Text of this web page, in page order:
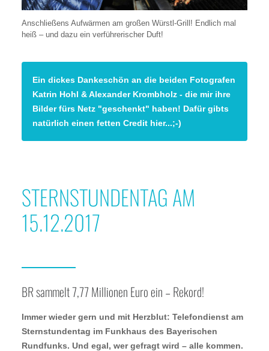
Anschließens Aufwärmen am großen Würstl-Grill! Endlich mal
heiß – und dazu ein verführerischer Duft!
Ein dickes Dankeschön an die beiden Fotografen
Katrin Hohl & Alexander Krombholz - die mir ihre
Bilder fürs Netz "geschenkt" haben! Dafür gibts
natürlich einen fetten Credit hier...;-)
STERNSTUNDENTAG AM
15.12.2017
BR sammelt 7,77 Millionen Euro ein – Rekord!
Immer wieder gern und mit Herzblut: Telefondienst am
Sternstundentag im Funkhaus des Bayerischen
Rundfunks. Und egal, wer gefragt wird – alle kommen.